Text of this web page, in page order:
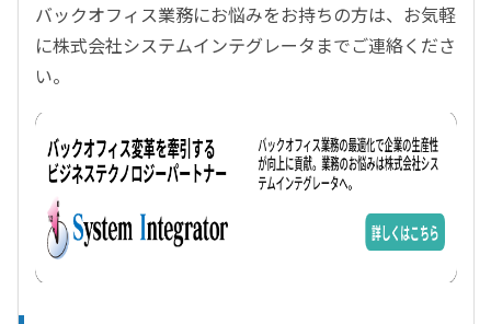
バックオフィス業務にお悩みをお持ちの方は、お気軽
に株式会社システムインテグレータまでご連絡くださ
い。